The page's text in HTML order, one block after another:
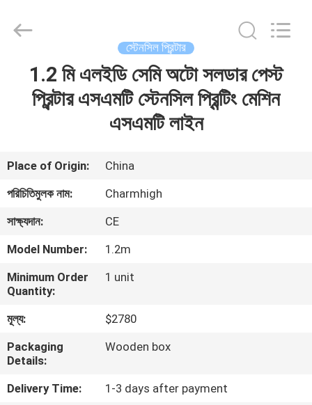
ভিডিও
সম্পর্কে
কারখানা
ভ্রমণ
মান
নিয়ন্ত্রণ
TECHNOLOGY
LIMITED.
স্টেনসিল প্রিন্টার
1.2 মি এলইডি সেমি অটো সলডার পেস্ট
প্রিন্টার এসএমটি স্টেনসিল প্রিন্টিং মেশিন
এসএমটি লাইন
Place of Origin:
China
পরিচিতিমুলক নাম:
Charmhigh
সাক্ষ্যদান:
CE
Model Number:
1.2m
Minimum Order
Quantity:
1 unit
মূল্য:
$2780
Packaging
Details:
Wooden box
Delivery Time:
1-3 days after payment